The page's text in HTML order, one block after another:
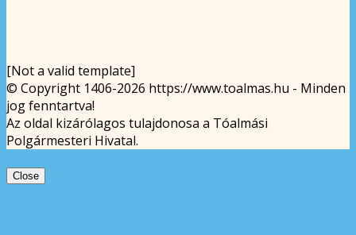
[Not a valid template]
© Copyright 1406-2026 https://www.toalmas.hu - Minden
jog fenntartva!
Az oldal kizárólagos tulajdonosa a Tóalmási
Polgármesteri Hivatal.
Close